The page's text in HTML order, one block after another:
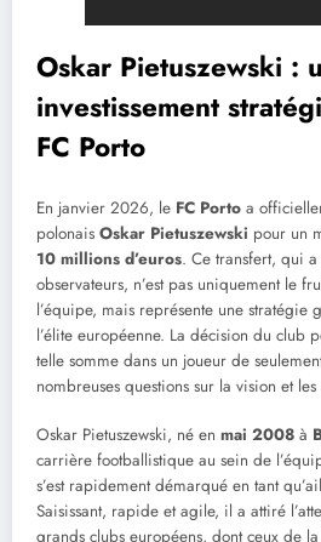
Oskar Pietuszewski :
investissement
FC Porto
En janvier 2026, le FC Porto a
polonais Oskar Pietuszewski pour un
10 millions d’euros. Ce transfert, qui
observateurs, n’est pas uniquement le
l’équipe, mais représente une stratégie
l’élite européenne. La décision du club
telle somme dans un joueur de
nombreuses questions sur la vision et
Oskar Pietuszewski, né en mai 2008 à
carrière footballistique au sein de
s’est rapidement démarqué en tant
Saisissant, rapide et agile, il a attiré
grands clubs européens, dont ceux de la